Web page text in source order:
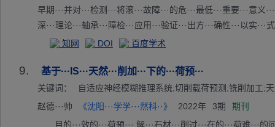
早期···并对···检测···将滚···故障···的危···最低···重要···意义
深···理论···轴承···障检···应用···验证···出方···确性···以实
···针对···题,···一种···度经···分解···分分···动轴···故障···法
弱···息特···用。···通过···移动···技术···化后···能得···的实
··态主···的滚···早期···测方···用核···移动···法建···统的···动
··动轴···故障···能力·
知网 DOI 百度学术
9. 基于···IS···天然···削加···下的···荷预···
关键词：
自适应神经模糊推理系统;切削载荷预测;铣削加工;
赵德···帅
《沈阳···学学···然科··》 2022年 3期
期刊
目的···效的···荷预···,解···石材···削过···在的···荷难···的